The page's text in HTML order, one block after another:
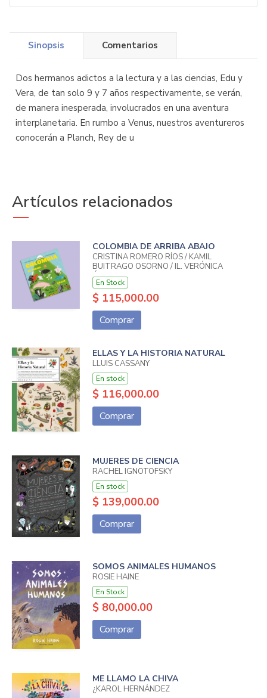
Sinopsis Comentarios
Dos hermanos adictos a la lectura y a las ciencias, Edu y
Vera, de tan solo 9 y 7 años respectivamente, se verán,
de manera inesperada, involucrados en una aventura
interplanetaria. En rumbo a Venus, nuestros aventureros
conocerán a Planch, Rey de u
Artículos relacionados
COLOMBIA DE ARRIBA ABAJO
CRISTINA ROMERO RÍOS / KAMIL
BUITRAGO OSORNO / IL. VERÓNICA
ÁLVAREZ CADAVID
En Stock
$ 115,000.00
Comprar
ELLAS Y LA HISTORIA NATURAL
LLUIS CASSANY
En stock
$ 116,000.00
Comprar
MUJERES DE CIENCIA
RACHEL IGNOTOFSKY
En stock
$ 139,000.00
Comprar
SOMOS ANIMALES HUMANOS
ROSIE HAINE
En Stock
$ 80,000.00
Comprar
ME LLAMO LA CHIVA
¿KAROL HERNÁNDEZ